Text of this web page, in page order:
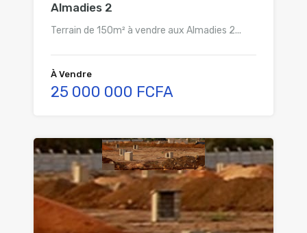
Almadies 2
Terrain de 150m² à vendre aux Almadies 2...
À Vendre
25 000 000 FCFA